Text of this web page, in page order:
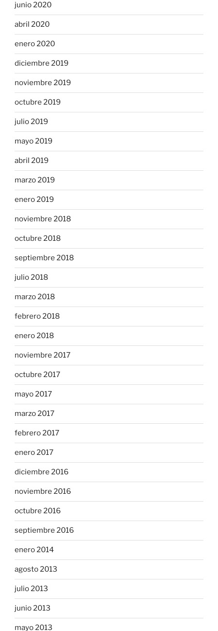
junio 2020
abril 2020
enero 2020
diciembre 2019
noviembre 2019
octubre 2019
julio 2019
mayo 2019
abril 2019
marzo 2019
enero 2019
noviembre 2018
octubre 2018
septiembre 2018
julio 2018
marzo 2018
febrero 2018
enero 2018
noviembre 2017
octubre 2017
mayo 2017
marzo 2017
febrero 2017
enero 2017
diciembre 2016
noviembre 2016
octubre 2016
septiembre 2016
enero 2014
agosto 2013
julio 2013
junio 2013
mayo 2013